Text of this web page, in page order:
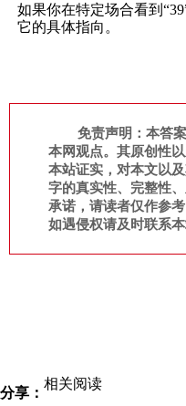
如果你在特定场合看到
它的具体指向。
免责声明：本答
本网观点。其原创性
本站证实，对本文以
字的真实性、完整性
承诺，请读者仅作参
如遇侵权请及时联系本
分享：
相关阅读